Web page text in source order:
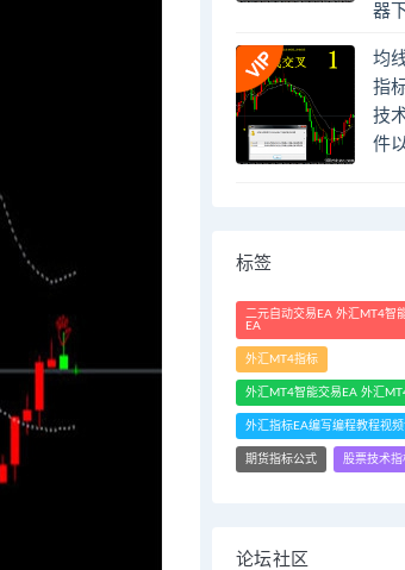
器
均
指
技
件
标签
二元自动交易EA 外汇MT4智
EA
外汇MT4指标
外汇MT4智能交易EA 外汇
外汇指标EA编写编程教程视
期货指标公式 股票技术
论坛社区